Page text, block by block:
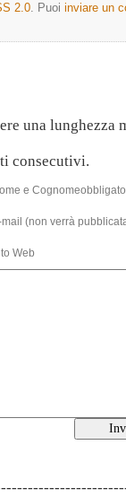
2.0. Puoi inviare un
una lunghezza
consecutivi.
e
mail (non verrà
Web